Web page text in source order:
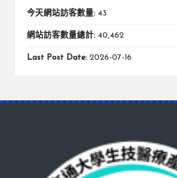
今天網站訪客數量: 43
網站訪客數量總計: 40,462
Last Post Date: 2026-07-16